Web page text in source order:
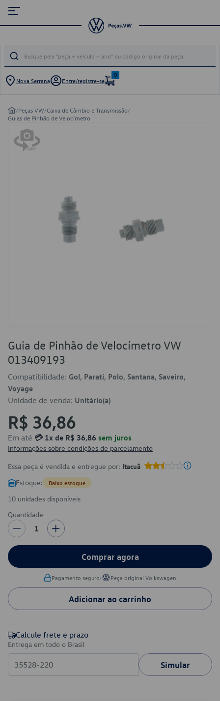
Nova Serrana Entre/registre-se
0
/Peças VW/Caixa de Câmbio e Transmissão/
Guias de Pinhão de Velocímetro
Guia de Pinhão de Velocímetro VW
013409193
Compatibilidade: Gol, Parati, Polo, Santana, Saveiro,
Voyage
Unidade de venda: Unitário(a)
R$ 36,86
Em até 💳 1x de R$ 36,86 sem juros
Informações sobre condições de parcelamento
Essa peça é vendida e entregue por: Itacuã
Estoque: Baixo estoque
10 unidades disponíveis
Quantidade
1
Comprar agora
Pagamento seguro• Peça original Volkswagen
Adicionar ao carrinho
Calcule frete e prazo
Entrega em todo o Brasil
Simular